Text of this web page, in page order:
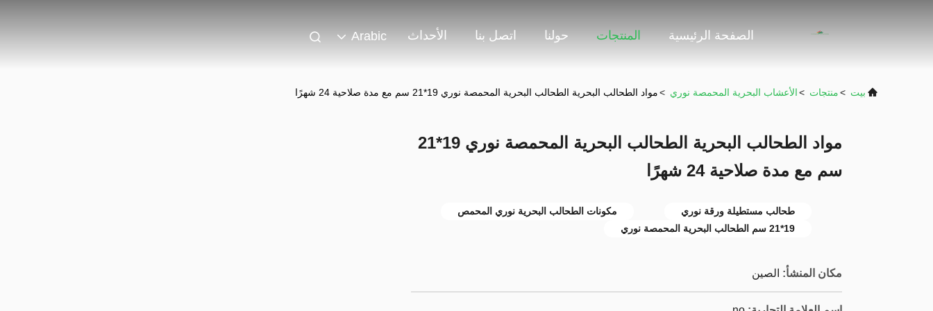
الصفحة الرئيسية المنتجات حولنا اتصل بنا الأحداث Arabic
بيت >منتجات >الأعشاب البحرية المحمصة نوري >مواد الطحالب البحرية الطحالب البحرية المحمصة نوري 19*21 سم مع مدة صلاحية 24 شهرًا
مواد الطحالب البحرية الطحالب البحرية المحمصة نوري 19*21
سم مع مدة صلاحية 24 شهرًا
طحالب مستطيلة ورقة نوري
مكونات الطحالب البحرية نوري المحمص
19*21 سم الطحالب البحرية المحمصة نوري
مكان المنشأ: الصين